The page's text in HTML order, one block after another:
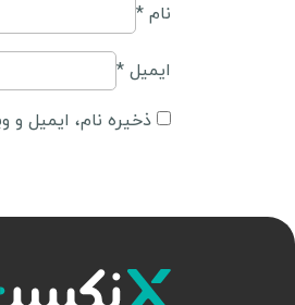
نام *
ایمیل *
ذخیره نام، ایمیل و